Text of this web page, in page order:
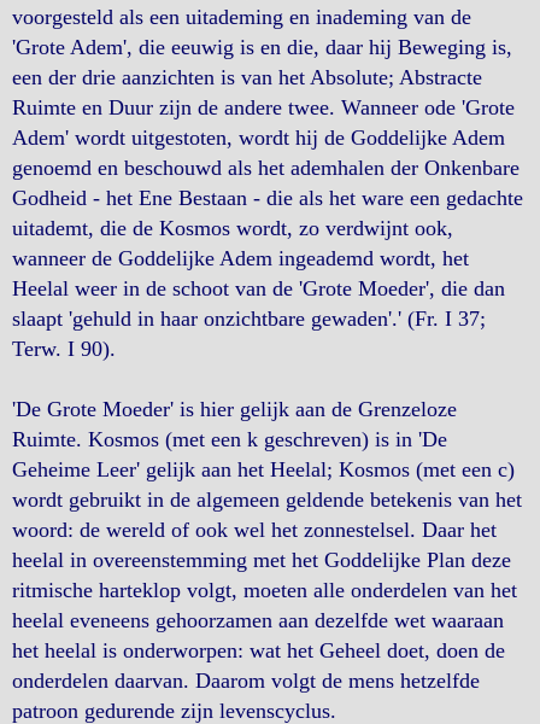
voorgesteld als een uitademing en inademing van de
'Grote Adem', die eeuwig is en die, daar hij Beweging is,
een der drie aanzichten is van het Absolute; Abstracte
Ruimte en Duur zijn de andere twee. Wanneer ode 'Grote
Adem' wordt uitgestoten, wordt hij de Goddelijke Adem
genoemd en beschouwd als het ademhalen der Onkenbare
Godheid - het Ene Bestaan - die als het ware een gedachte
uitademt, die de Kosmos wordt, zo verdwijnt ook,
wanneer de Goddelijke Adem ingeademd wordt, het
Heelal weer in de schoot van de 'Grote Moeder', die dan
slaapt 'gehuld in haar onzichtbare gewaden'.' (Fr. I 37;
Terw. I 90).
'De Grote Moeder' is hier gelijk aan de Grenzeloze
Ruimte. Kosmos (met een k geschreven) is in 'De
Geheime Leer' gelijk aan het Heelal; Kosmos (met een c)
wordt gebruikt in de algemeen geldende betekenis van het
woord: de wereld of ook wel het zonnestelsel. Daar het
heelal in overeenstemming met het Goddelijke Plan deze
ritmische harteklop volgt, moeten alle onderdelen van het
heelal eveneens gehoorzamen aan dezelfde wet waaraan
het heelal is onderworpen: wat het Geheel doet, doen de
onderdelen daarvan. Daarom volgt de mens hetzelfde
patroon gedurende zijn levenscyclus.